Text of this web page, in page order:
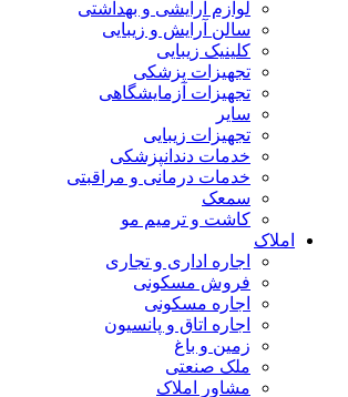
لوازم آرایشی و بهداشتی
سالن آرایش و زیبایی
کلینیک زیبایی
تجهیزات پزشکی
تجهیزات آزمایشگاهی
سایر
تجهیزات زیبایی
خدمات دندانپزشکی
خدمات درمانی و مراقبتی
سمعک
کاشت و ترمیم مو
املاک
اجاره اداری و تجاری
فروش مسکونی
اجاره مسکونی
اجاره اتاق و پانسیون
زمین و باغ
ملک صنعتی
مشاور املاک